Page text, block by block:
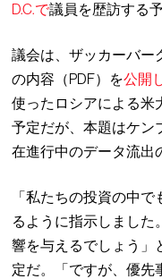
D.C.で議員を歴訪する予
議会は、ザッカーバー
の内容（PDF）を公開
使ったロシアによる米
予定だが、本題はケン
在進行中のデータ流出
「私たちの投資の中
るように指示しました
響を与えるでしょう」
定だ。「ですが、優先